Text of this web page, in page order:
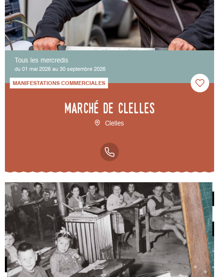
Tous les mercredis
du 01 mai 2026 au 30 septembre 2026
MANIFESTATIONS COMMERCIALES
Marché de Clelles
Clelles